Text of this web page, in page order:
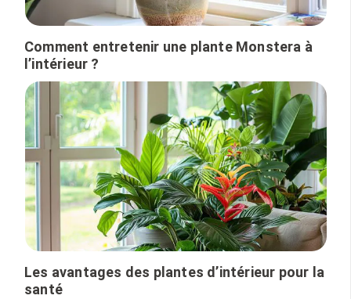
Comment entretenir une plante Monstera à
l’intérieur ?
Les avantages des plantes d’intérieur pour la
santé